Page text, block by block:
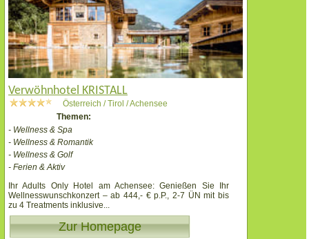
Verwöhnhotel KRISTALL
Österreich / Tirol / Achensee
Themen:
- Wellness & Spa
- Wellness & Romantik
- Wellness & Golf
- Ferien & Aktiv
Ihr Adults Only Hotel am Achensee: Genießen Sie Ihr
Wellnesswunschkonzert – ab 444,- € p.P., 2-7 ÜN mit bis
zu 4 Treatments inklusive
Zur Homepage